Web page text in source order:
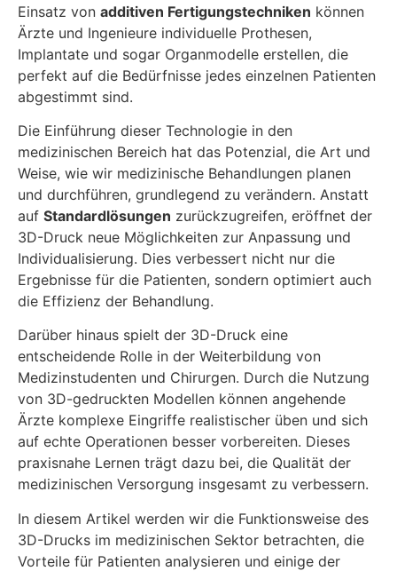
Einsatz von additiven Fertigungstechniken können
Ärzte und Ingenieure individuelle Prothesen,
Implantate und sogar Organmodelle erstellen, die
perfekt auf die Bedürfnisse jedes einzelnen Patienten
abgestimmt sind.
Die Einführung dieser Technologie in den
medizinischen Bereich hat das Potenzial, die Art und
Weise, wie wir medizinische Behandlungen planen
und durchführen, grundlegend zu verändern. Anstatt
auf Standardlösungen zurückzugreifen, eröffnet der
3D-Druck neue Möglichkeiten zur Anpassung und
Individualisierung. Dies verbessert nicht nur die
Ergebnisse für die Patienten, sondern optimiert auch
die Effizienz der Behandlung.
Darüber hinaus spielt der 3D-Druck eine
entscheidende Rolle in der Weiterbildung von
Medizinstudenten und Chirurgen. Durch die Nutzung
von 3D-gedruckten Modellen können angehende
Ärzte komplexe Eingriffe realistischer üben und sich
auf echte Operationen besser vorbereiten. Dieses
praxisnahe Lernen trägt dazu bei, die Qualität der
medizinischen Versorgung insgesamt zu verbessern.
In diesem Artikel werden wir die Funktionsweise des
3D-Drucks im medizinischen Sektor betrachten, die
Vorteile für Patienten analysieren und einige der